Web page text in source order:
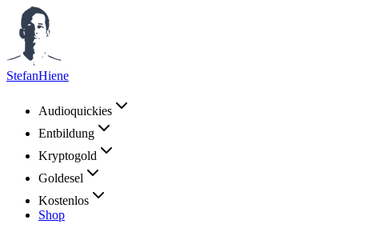
StefanHiene
Audioquickies
Entbildung
Kryptogold
Goldesel
Kostenlos
Shop